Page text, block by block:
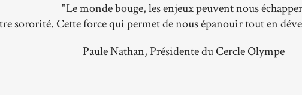
"Le monde bouge, les enjeux peuvent nous
sororité. Cette force qui permet de nous épanouir tout en
Paule Nathan, Présidente du Cercle Olympe